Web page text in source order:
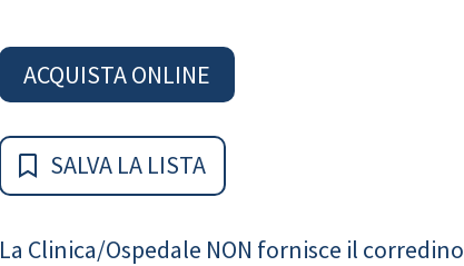
ACQUISTA ONLINE
SALVA LA LISTA
La Clinica/Ospedale NON fornisce il corredino